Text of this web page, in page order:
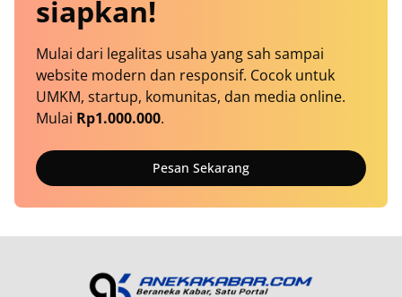
siapkan!
Mulai dari legalitas usaha yang sah sampai
website modern dan responsif. Cocok untuk
UMKM, startup, komunitas, dan media online.
Mulai Rp1.000.000.
Pesan Sekarang